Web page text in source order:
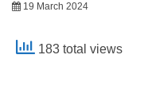
19 March 2024
183 total views